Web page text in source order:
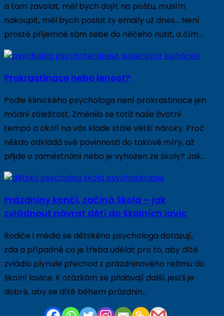
a tam zavolat, měl bych dojít na poštu, musím
nakoupit, měl bych poslat ty emaily už dnes… Není
prostě příjemné sám sebe do něčeho nutit, a čím…
Prokrastinace nebo lenost?
Podle klinického psychologa není prokrastinace jen
módní záležitost. Změnilo se totiž naše životní
tempo a okolí na vás klade stále větší nároky. Proč
někdo odkládá své povinnosti do takové míry, až
přijde o zaměstnání nebo je vyhozen ze školy? Jak…
Prázdniny končí, začíná škola – jak
zvládnout návrat dětí do školních lavic
Rodiče i média se dětského psychologa dotazují,
zda a případně co je třeba udělat pro to, aby dítě
zvládlo plynule přechod z prázdninového režimu do
školní lavice. K otázkám se přidávají další, jestli je
dobré, aby se dítě během prázdnin…